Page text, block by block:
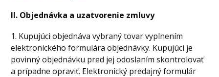
II. Objednávka a uzatvorenie zmluvy
1. Kupujúci objednáva vybraný tovar vyplnením
elektronického formulára objednávky. Kupujúci je
povinný objednávku pred jej odoslaním skontrolovať
a prípadne opraviť. Elektronický predajný formulár